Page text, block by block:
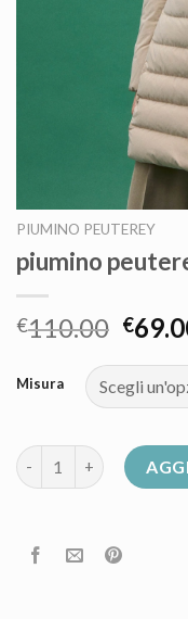
PIUMINO PEUTEREY
piumino
€110.00 €
Misura
piumino peuterey